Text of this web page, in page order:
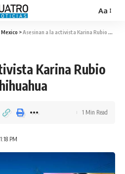
Aa
Mexico >Asesinan a la activista Karina Rubio Domínguez en Chihuahua
Karina Rubio
PM
1 Min Read